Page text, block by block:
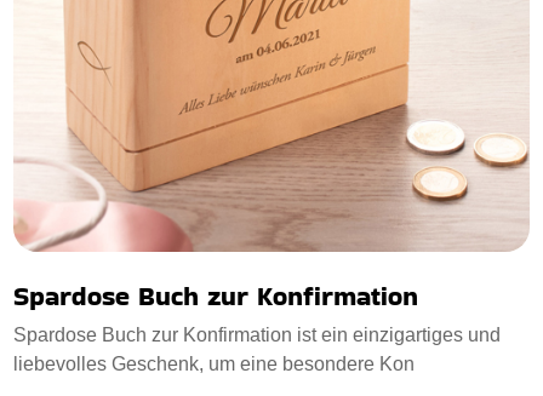
Spardose Buch zur Konfirmation
Spardose Buch zur Konfirmation ist ein einzigartiges und
liebevolles Geschenk, um eine besondere Kon